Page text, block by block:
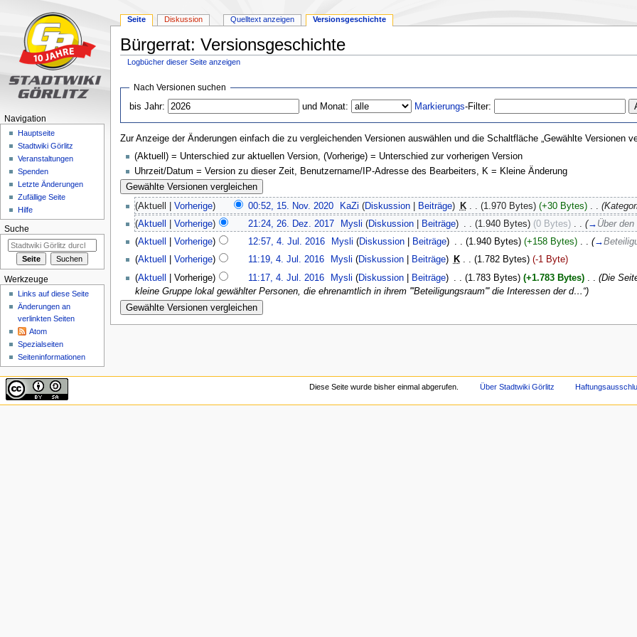
Bürgerrat: Versionsgeschichte
Logbücher dieser Seite anzeigen
springen
springen
Nach Versionen suchen
bis Jahr:
und Monat: Markierungs-Filter:
Zur Anzeige der Änderungen einfach die zu vergleichenden Versionen auswählen und die Schaltfläche „Gewählte Versionen
(Aktuell) = Unterschied zur aktuellen Version, (Vorherige) = Unterschied zur vorherigen Version
Uhrzeit/Datum = Version zu dieser Zeit, Benutzername/IP-Adresse des Bearbeiters, K = Kleine Änderung
(Aktuell | Vorherige) 00:52, 15. Nov. 2020‎ KaZi (Diskussion Beiträge) K (1.970 Bytes) (+30 Bytes)‎
(Aktuell Vorherige) 21:24, 26. Dez. 2017‎ Mysli (Diskussion Beiträge) . . (1.940 Bytes) (0 Bytes)‎ . . (→ Über den
(Aktuell Vorherige) 12:57, 4. Jul. 2016‎ Mysli (Diskussion Beiträge) . . (1.940 Bytes) (+158 Bytes)‎ . . (→
(Aktuell Vorherige) 11:19, 4. Jul. 2016‎ Mysli (Diskussion Beiträge) K . . (1.782 Bytes) (-1 Byte)
(Aktuell | Vorherige) 11:17, 4. Jul. 2016‎ Mysli (Diskussion Beiträge) (1.783 Bytes) (+1.783 Bytes)‎
(Die
kleine Gruppe lokal gewählter Personen, die ehrenamtlich in ihrem '''Beteiligungsraum''' die Interessen der d…“)
Seite Diskussion Quelltext anzeigen Versionsgeschichte
Navigation
Hauptseite
Stadtwiki Görlitz
Veranstaltungen
Spenden
Letzte Änderungen
Zufällige Seite
Hilfe
Suche
Werkzeuge
Links auf diese Seite
Änderungen an
verlinkten Seiten
Atom
Spezialseiten
Seiten­informationen
Diese Seite wurde bisher einmal abgerufen. Über Stadtwiki Görlitz